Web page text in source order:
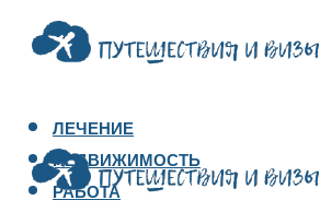
ЛЕЧЕНИЕ
НЕДВИЖИМОСТЬ
РАБОТА